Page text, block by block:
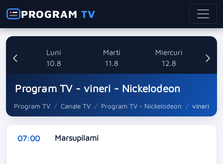
PROGRAMTV
Luni
10.8
Marti
11.8
Miercuri
12.8
Program TV - vineri - Nickelodeon
Program TV Canale TV Program TV - Nickelodeon vineri
07:00 Marsupilami